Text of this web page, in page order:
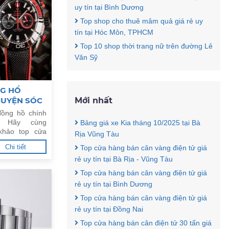
HỒ
SÓC
hồ chính
cùng
top cửa
uy tín tại
Chi tiết
uy tín tại Bình Dương
Top shop cho thuê mâm quả giá rẻ uy
tín tại Hóc Môn, TPHCM
Top 10 shop thời trang nữ trên đường Lê
Văn Sỹ
Mới nhất
Bảng giá xe Kia tháng 10/2025 tại Bà
Rịa Vũng Tàu
Top cửa hàng bán cân vàng điện tử giá
rẻ uy tín tại Bà Rịa - Vũng Tàu
Top cửa hàng bán cân vàng điện tử giá
rẻ uy tín tại Bình Dương
Top cửa hàng bán cân vàng điện tử giá
rẻ uy tín tại Đồng Nai
Top cửa hàng bán cân điện tử 30 tấn giá